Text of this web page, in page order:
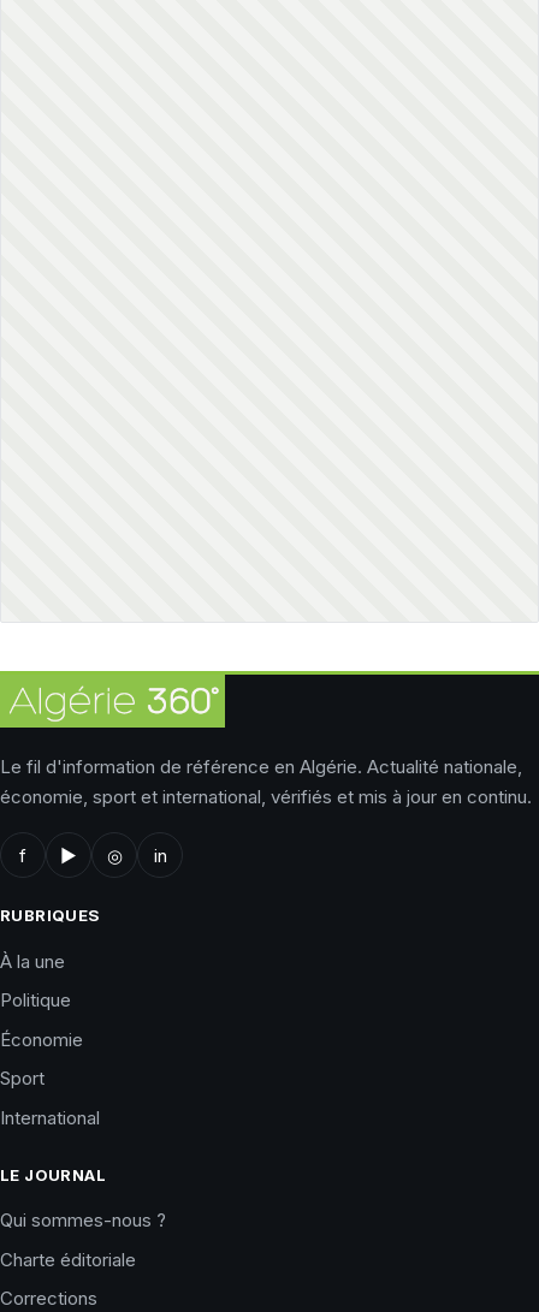
Le fil d'information de référence en Algérie. Actualité nationale,
économie, sport et international, vérifiés et mis à jour en continu.
f ▶ ◎ in
RUBRIQUES
À la une
Politique
Économie
Sport
International
LE JOURNAL
Qui sommes-nous ?
Charte éditoriale
Corrections